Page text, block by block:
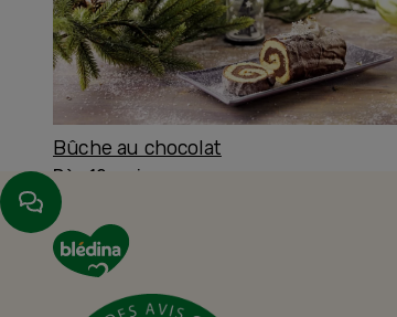
Bûche au chocolat
Dès 12 mois